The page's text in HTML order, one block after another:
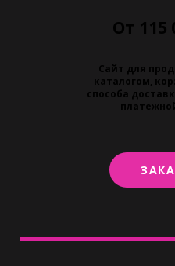
От 115
Сайт для
каталогом,
способа